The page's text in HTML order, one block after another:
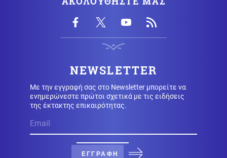
09.08.2026 - 11:52
Πυργαδίκια
Κοινωνία 09.08.2026 - 11:45
NEWSLETTER
Με την εγγραφή σας στο Newsletter μπορείτε να
ενημερώνεστε πρώτοι σχετικά με τις ειδήσεις
της έκτακτης επικαιρότητας.
ΕΓΓΡΑΦΗ